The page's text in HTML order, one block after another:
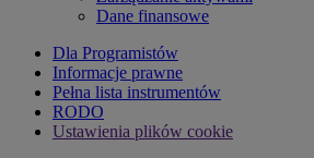
Dane finansowe
Dla Programistów
Informacje prawne
Pełna lista instrumentów
RODO
Ustawienia plików cookie